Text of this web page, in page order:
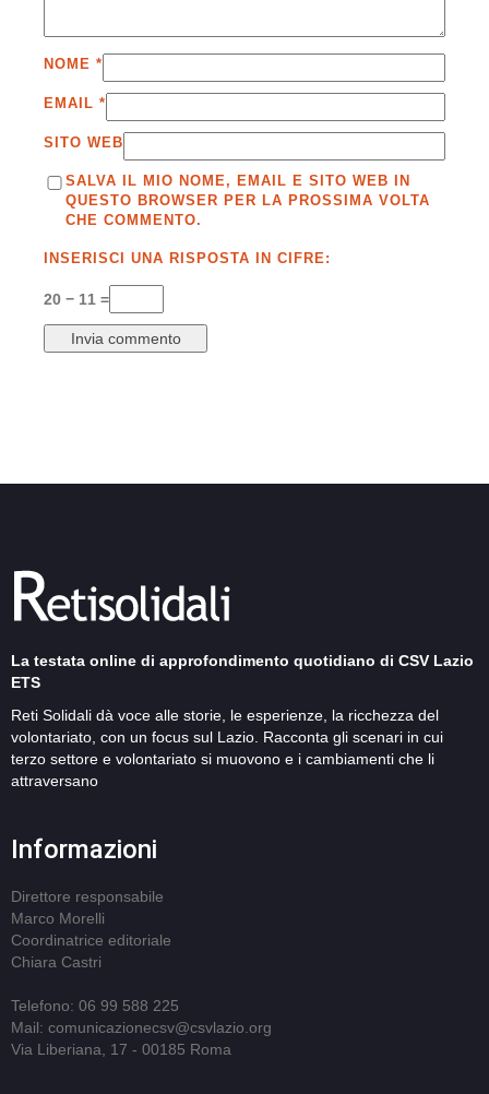
NOME *
EMAIL *
SITO WEB
SALVA IL MIO NOME, EMAIL E SITO WEB IN
QUESTO BROWSER PER LA PROSSIMA VOLTA
CHE COMMENTO.
INSERISCI UNA RISPOSTA IN CIFRE:
20 − 11 =
La testata online di approfondimento quotidiano di CSV Lazio
ETS
Reti Solidali dà voce alle storie, le esperienze, la ricchezza del
volontariato, con un focus sul Lazio. Racconta gli scenari in cui
terzo settore e volontariato si muovono e i cambiamenti che li
attraversano
Informazioni
Direttore responsabile
Marco Morelli
Coordinatrice editoriale
Chiara Castri
Telefono: 06 99 588 225
Mail: comunicazionecsv@csvlazio.org
Via Liberiana, 17 - 00185 Roma